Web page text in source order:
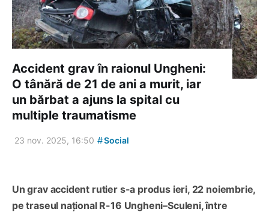
Accident grav în raionul Ungheni:
O tânără de 21 de ani a murit, iar
un bărbat a ajuns la spital cu
multiple traumatisme
23 nov. 2025, 16:50 #Social
Un grav accident rutier s-a produs ieri, 22 noiembrie,
pe traseul național R-16 Ungheni–Sculeni, între